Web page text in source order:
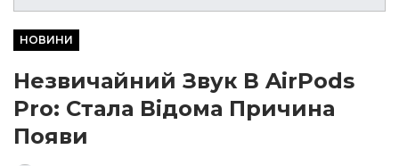
НОВИНИ
Незвичайний Звук В AirPods
Pro: Стала Відома Причина
Появи